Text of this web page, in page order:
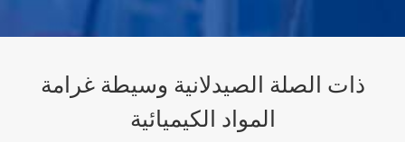
ذات الصلة الصيدلانية وسيطة غرامة
المواد الكيميائية